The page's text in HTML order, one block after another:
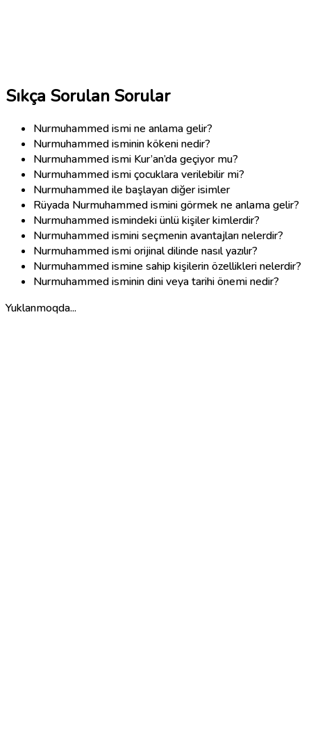
Sıkça Sorulan Sorular
Nurmuhammed ismi ne anlama gelir?
Nurmuhammed isminin kökeni nedir?
Nurmuhammed ismi Kur’an’da geçiyor mu?
Nurmuhammed ismi çocuklara verilebilir mi?
Nurmuhammed ile başlayan diğer isimler
Rüyada Nurmuhammed ismini görmek ne anlama gelir?
Nurmuhammed ismindeki ünlü kişiler kimlerdir?
Nurmuhammed ismini seçmenin avantajları nelerdir?
Nurmuhammed ismi orijinal dilinde nasıl yazılır?
Nurmuhammed ismine sahip kişilerin özellikleri nelerdir?
Nurmuhammed isminin dini veya tarihi önemi nedir?
Yuklanmoqda...